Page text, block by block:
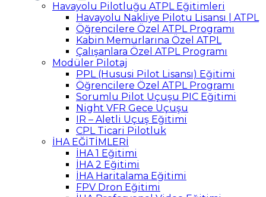
Havayolu Pilotluğu ATPL Eğitimleri
Havayolu Nakliye Pilotu Lisansı | ATPL
Öğrencilere Özel ATPL Programı
Kabin Memurlarına Özel ATPL
Çalışanlara Özel ATPL Programı
Modüler Pilotaj
PPL (Hususi Pilot Lisansı) Eğitimi
Öğrencilere Özel ATPL Programı
Sorumlu Pilot Uçuşu PIC Eğitimi
Night VFR Gece Uçuşu
IR – Aletli Uçuş Eğitimi
CPL Ticari Pilotluk
İHA EĞİTİMLERİ
İHA 1 Eğitimi
İHA 2 Eğitimi
İHA Haritalama Eğitimi
FPV Dron Eğitimi